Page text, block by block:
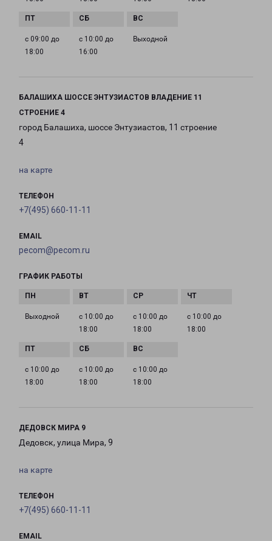
с 09:00 до
18:00
с 10:00 до
16:00
Выходной
БАЛАШИХА ШОССЕ ЭНТУЗИАСТОВ ВЛАДЕНИЕ 11
СТРОЕНИЕ 4
город Балашиха, шоссе Энтузиастов, 11 строение
4
на карте
ТЕЛЕФОН
+7(495) 660-11-11
EMAIL
pecom@pecom.ru
ГРАФИК РАБОТЫ
Выходной
с 10:00 до
18:00
с 10:00 до
18:00
с 10:00 до
18:00
с 10:00 до
18:00
с 10:00 до
18:00
с 10:00 до
18:00
ДЕДОВСК МИРА 9
Дедовск, улица Мира, 9
на карте
ТЕЛЕФОН
+7(495) 660-11-11
EMAIL